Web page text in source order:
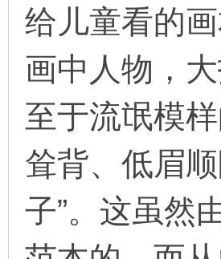
给儿童看的
画中人物，
至于流氓模
耸背、低眉
子”。这虽然